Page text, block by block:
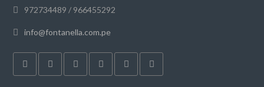
972734489 / 966455292
info@fontanella.com.pe